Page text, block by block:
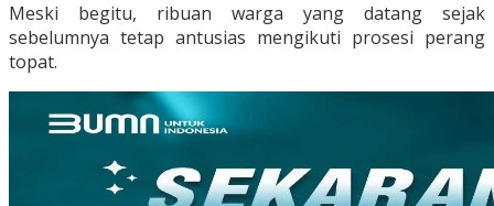
Meski begitu, ribuan warga yang datang sejak
sebelumnya tetap antusias mengikuti prosesi perang
topat.